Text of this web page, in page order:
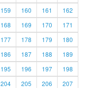
159 160 161
162
168 169 170
171
177 178 179
180
186 187 188
189
195 196 197
198
204 205 206
207